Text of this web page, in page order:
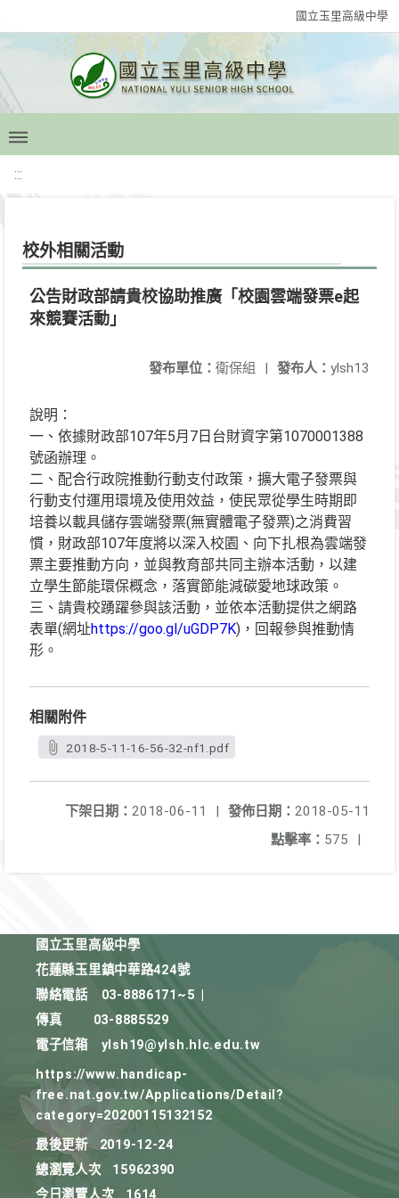
國立玉里高級中學
:::
校外相關活動
公告財政部請貴校協助推廣「校園雲端發票e起
來競賽活動」
發布人： ylsh13
發布單位： 衛保組 |
說明：
一、依據財政部107年5月7日台財資字第1070001388
號函辦理。
二、配合行政院推動行動支付政策，擴大電子發票與
行動支付運用環境及使用效益，使民眾從學生時期即
培養以載具儲存雲端發票(無實體電子發票)之消費習
慣，財政部107年度將以深入校園、向下扎根為雲端發
票主要推動方向，並與教育部共同主辦本活動，以建
立學生節能環保概念，落實節能減碳愛地球政策。
三、請貴校踴躍參與該活動，並依本活動提供之網路
表單(網址https://goo.gl/uGDP7K)，回報參與推動情
形。
相關附件
2018-5-11-16-56-32-nf1.pdf
發佈日期： 2018-05-11
下架日期： 2018-06-11
|
點擊率： 575 |
國立玉里高級中學
花蓮縣玉里鎮中華路424號
聯絡電話
03-8886171~5
傳真
03-8885529
電子信箱
ylsh19@ylsh.hlc.edu.tw
https://www.handicap-
free.nat.gov.tw/Applications/Detail?
category=20200115132152
最後更新
2019-12-24
總瀏覽人次
15962390
今日瀏覽人次
1614